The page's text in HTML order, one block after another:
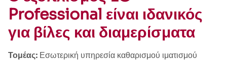
Professional είναι ιδανικός
για βίλες και διαμερίσματα
Τομέας: Εσωτερική υπηρεσία καθαρισμού ιματισμού